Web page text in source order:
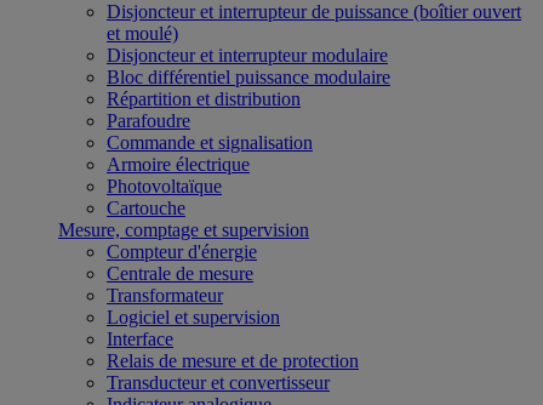
Disjoncteur et interrupteur de puissance (boîtier ouvert
et moulé)
Disjoncteur et interrupteur modulaire
Bloc différentiel puissance modulaire
Répartition et distribution
Parafoudre
Commande et signalisation
Armoire électrique
Photovoltaïque
Cartouche
Mesure, comptage et supervision
Compteur d'énergie
Centrale de mesure
Transformateur
Logiciel et supervision
Interface
Relais de mesure et de protection
Transducteur et convertisseur